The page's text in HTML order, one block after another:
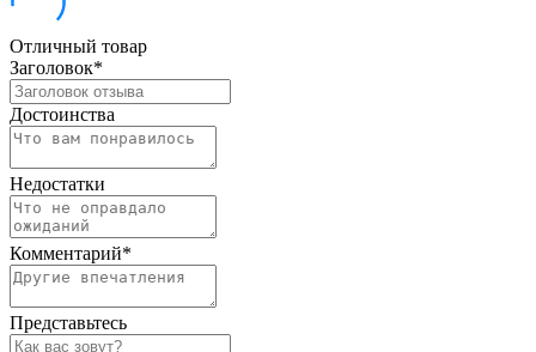
Отличный товар
Заголовок*
Достоинства
Недостатки
Комментарий*
Представьтесь